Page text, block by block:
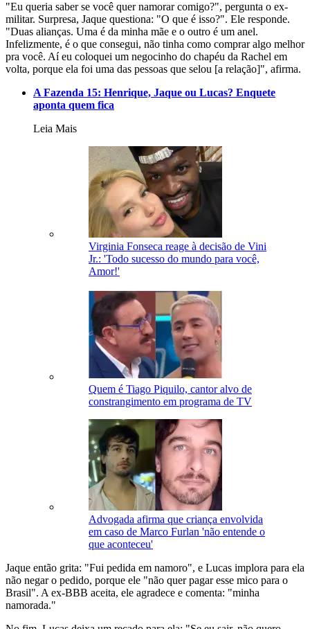
"Eu queria saber se você quer namorar comigo?", pergunta o ex-
militar. Surpresa, Jaque questiona: "O que é isso?". Ele responde.
"Duas alianças. Uma é da minha mãe e o outro é um anel.
Infelizmente, é o que consegui, não tinha como comprar algo melhor
pra você. Aí eu coloquei um negocinho do chapéu da Rachel em
volta, porque ela foi uma das pessoas que selou [a relação]", afirma.
A Fazenda 15: Henrique, Jaque ou Lucas? Enquete
aponta quem fica
Leia Mais
Virginia Fonseca reage à decisão de Vini
Jr.: 'Todo sucesso do mundo para você,
Amor!'
Quem é Tiago Piquilo, cantor alvo de
constrangimento em programa de TV
Advogada afirma que criança envolvida
em caso de Marco Furlan 'não entende o
que aconteceu'
Jaque então grita: "Fui pedida em namoro", e Lucas implora para ela
não negar o pedido, porque ele "não quer pagar esse mico para o
Brasil". A ex-BBB aceita, ele agradece e comenta: "minha
namorada."